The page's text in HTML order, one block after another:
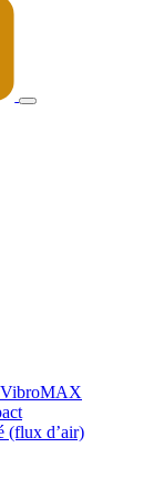
VibroMAX
(flux d’air)